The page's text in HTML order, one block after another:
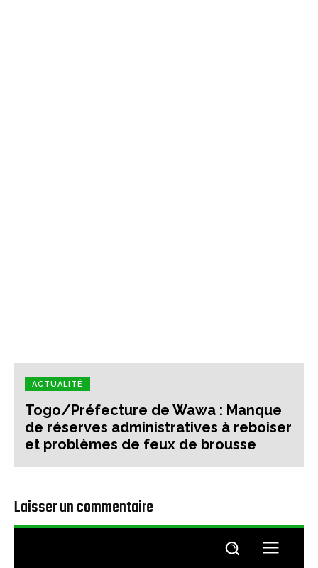
ACTUALITÉ
Togo/Préfecture de Wawa : Manque
de réserves administratives à reboiser
et problèmes de feux de brousse
Laisser un commentaire